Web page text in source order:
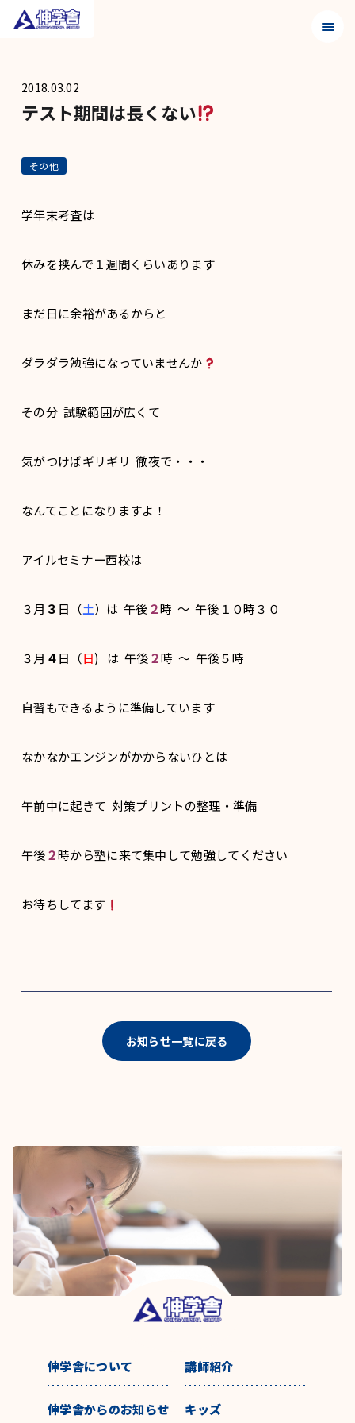
メニ
2018.03.02
テスト期間は長くない
その他
学年末考査は
休みを挟んで１週間くらいあります
まだ日に余裕があるからと
ダラダラ勉強になっていませんか
その分 試験範囲が広くて
気がつけばギリギリ 徹夜で・・・
なんてことになりますよ！
アイルセミナー西校は
３月 ３ 日（土）は 午後２時 〜 午後１０時３０
３月 ４日（日) は 午後２時 〜 午後５時
自習もできるように準備しています
なかなかエンジンがかからないひとは
午前中に起きて 対策プリントの整理・準備
午後２時から塾に来て集中して勉強してください
お待ちしてます
お知らせ一覧に戻る
伸学舎について 講師紹介
伸学舎からのお知らせ キッズ